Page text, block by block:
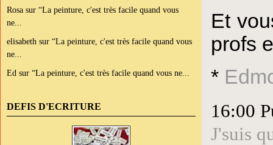
Rosa sur “La peinture, c'est très facile quand vous
ne...
elisabeth sur “La peinture, c'est très facile quand vous
ne...
Ed sur “La peinture, c'est très facile quand vous ne...
DEFIS D'ECRITURE
Et
profs
*
16:00
J'suis